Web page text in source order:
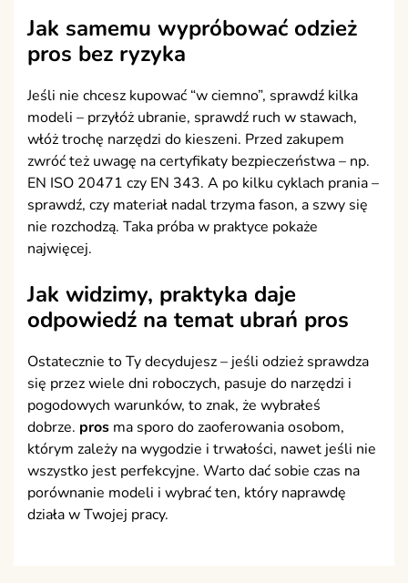
Jak samemu wypróbować odzież
pros bez ryzyka
Jeśli nie chcesz kupować “w ciemno”, sprawdź kilka
modeli – przyłóż ubranie, sprawdź ruch w stawach,
włóż trochę narzędzi do kieszeni. Przed zakupem
zwróć też uwagę na certyfikaty bezpieczeństwa – np.
EN ISO 20471 czy EN 343. A po kilku cyklach prania –
sprawdź, czy materiał nadal trzyma fason, a szwy się
nie rozchodzą. Taka próba w praktyce pokaże
najwięcej.
Jak widzimy, praktyka daje
odpowiedź na temat ubrań pros
Ostatecznie to Ty decydujesz – jeśli odzież sprawdza
się przez wiele dni roboczych, pasuje do narzędzi i
pogodowych warunków, to znak, że wybrałeś
dobrze. pros ma sporo do zaoferowania osobom,
którym zależy na wygodzie i trwałości, nawet jeśli nie
wszystko jest perfekcyjne. Warto dać sobie czas na
porównanie modeli i wybrać ten, który naprawdę
działa w Twojej pracy.